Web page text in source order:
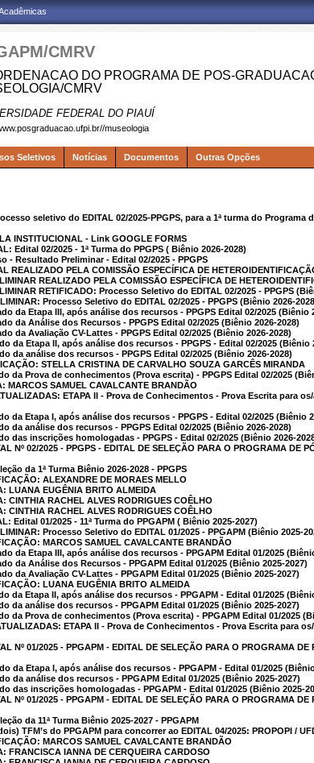
CMRV
DO PROGRAMA DE POS-
CMRV
FEDERAL DO PIAUÍ
museologia
Seletivos Notícias Documentos Outras Opções
seletivo do EDITAL 02/2025-PPGPS, para a 1ª turma do
INSTITUCIONAL - Link GOOGLE FORMS
Edital 02/2025 - 1ª Turma do PPGPS ( Biênio 2026-2028)
- Resultado Preliminar - Edital 02/2025 - PPGPS
REALIZADO PELA COMISSÃO ESPECÍFICA DE
REALIZADO PELA COMISSÃO ESPECÍFICA DE
RETIFICADO: Processo Seletivo do EDITAL 02/2025 - PPGPS
Processo Seletivo do EDITAL 02/2025 - PPGPS (Biênio 2026-
da Etapa III, após análise dos recursos - PPGPS Edital 02/2025 (Biênio
da Análise dos Recursos - PPGPS Edital 02/2025 (Biênio 2026-2028)
da Avaliação CV-Lattes - PPGPS Edital 02/2025 (Biênio 2026-2028)
da Etapa II, após análise dos recursos - PPGPS - Edital 02/2025 (Biênio
da análise dos recursos - PPGPS Edital 02/2025 (Biênio 2026-2028)
STELLA CRISTINA DE CARVALHO SOUZA GARCÊS MIRANDA
da Prova de conhecimentos (Prova escrita) - PPGPS Edital 02/2025
MARCOS SAMUEL CAVALCANTE BRANDÃO
ETAPA II - Prova de Conhecimentos - Prova Escrita para
da Etapa I, após análise dos recursos - PPGPS - Edital 02/2025 (Biênio
da análise dos recursos - PPGPS Edital 02/2025 (Biênio 2026-2028)
das inscrições homologadas - PPGPS - Edital 02/2025 (Biênio 2026-
Nº 02/2025 - PPGPS - EDITAL DE SELEÇÃO PARA O PROGRAMA DE
da 1ª Turma Biênio 2026-2028 - PPGPS
ALEXANDRE DE MORAES MELLO
LUANA EUGÊNIA BRITO ALMEIDA
CINTHIA RACHEL ALVES RODRIGUES COÊLHO
CINTHIA RACHEL ALVES RODRIGUES COÊLHO
Edital 01/2025 - 11ª Turma do PPGAPM ( Biênio 2025-2027)
Processo Seletivo do EDITAL 01/2025 - PPGAPM (Biênio 2025-
MARCOS SAMUEL CAVALCANTE BRANDÃO
da Etapa III, após análise dos recursos - PPGAPM Edital 01/2025
da Análise dos Recursos - PPGAPM Edital 01/2025 (Biênio 2025-2027)
da Avaliação CV-Lattes - PPGAPM Edital 01/2025 (Biênio 2025-2027)
LUANA EUGÊNIA BRITO ALMEIDA
da Etapa II, após análise dos recursos - PPGAPM - Edital 01/2025
da análise dos recursos - PPGAPM Edital 01/2025 (Biênio 2025-2027)
da Prova de conhecimentos (Prova escrita) - PPGAPM Edital 01/2025
ETAPA II - Prova de Conhecimentos - Prova Escrita para
Nº 01/2025 - PPGAPM - EDITAL DE SELEÇÃO PARA O PROGRAMA
da Etapa I, após análise dos recursos - PPGAPM - Edital 01/2025
da análise dos recursos - PPGAPM Edital 01/2025 (Biênio 2025-2027)
das inscrições homologadas - PPGAPM - Edital 01/2025 (Biênio 2025-
Nº 01/2025 - PPGAPM - EDITAL DE SELEÇÃO PARA O PROGRAMA
da 11ª Turma Biênio 2025-2027 - PPGAPM
TFM’s do PPGAPM para concorrer ao EDITAL 04/2025: PROPOPI /
MARCOS SAMUEL CAVALCANTE BRANDÃO
FRANCISCA IANNA DE CERQUEIRA CARDOSO